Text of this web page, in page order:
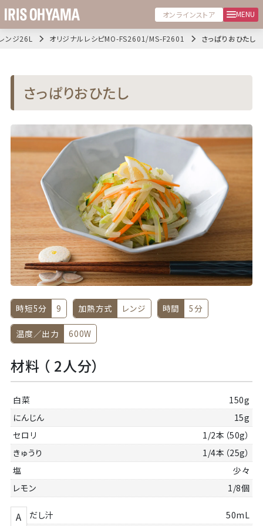
オンラインストア MENU
ンジ26L オリジナルレシピMO-FS2601/MS-F2601 さっぱりおひたし
さっぱりおひたし
時短5分 9 加熱方式 レンジ 時間 5分
温度／出力 600W
材料 （ 2人分）
白菜
150g
にんじん
15g
セロリ
1/2本（50g）
きゅうり
1/4本（25g）
塩
少々
レモン
1/8個
A だし汁 50mL